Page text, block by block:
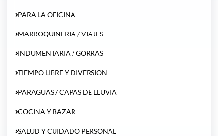
PARA LA OFICINA
MARROQUINERIA / VIAJES
INDUMENTARIA / GORRAS
TIEMPO LIBRE Y DIVERSION
PARAGUAS / CAPAS DE LLUVIA
COCINA Y BAZAR
SALUD Y CUIDADO PERSONAL